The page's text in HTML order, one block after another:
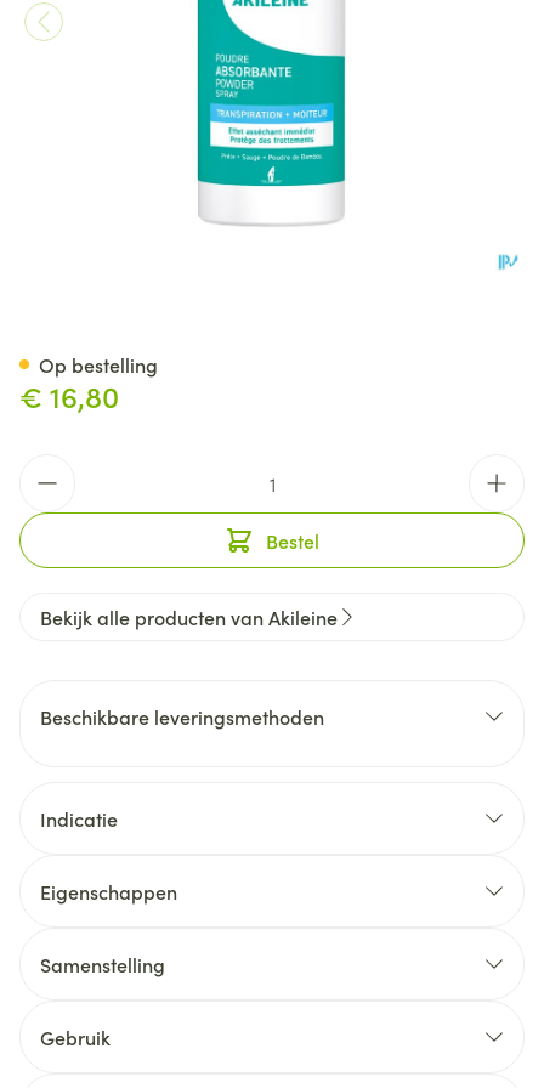
€ 16,80
Bestel
Op bestelling
Bekijk alle producten van Akileine
Beschikbare leveringsmethoden
Indicatie
Eigenschappen
Samenstelling
Gebruik